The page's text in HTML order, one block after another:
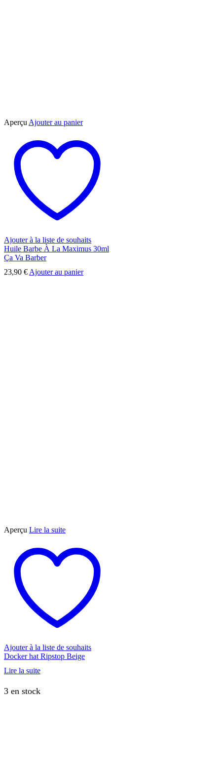
Aperçu Ajouter au panier
Ajouter à la liste de souhaits
Huile Barbe À La Maximus 30ml
Ça Va Barber
23,90 € Ajouter au panier
Aperçu Lire la suite
Ajouter à la liste de souhaits
Docker hat Ripstop Beige
Lire la suite
3 en stock